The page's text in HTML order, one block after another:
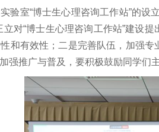
验室“博士生心理咨询工作站”的
立对“博士生心理咨询工作站”建设
和有效性；二是完善队伍，加强
强推广与普及，要积极鼓励同学们